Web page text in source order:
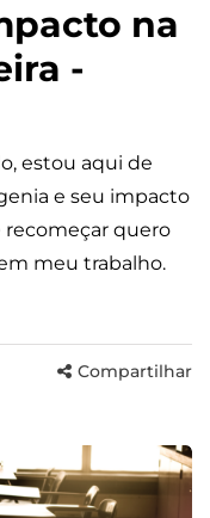
na
-
estou aqui de
e seu impacto
recomeçar quero
meu trabalho.
Compartilhar